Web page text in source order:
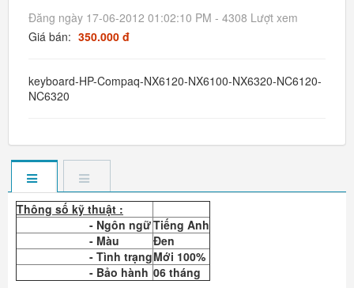
Đăng ngày 17-06-2012 01:02:10 PM - 4308 Lượt xem
Giá bán: 350.000 đ
keyboard-HP-Compaq-NX6120-NX6100-NX6320-NC6120-
NC6320
Thông số kỹ thuật :
- Ngôn ngữTiếng Anh
- Màu
Đen
- Tình trạngMới 100%
- Bảo hành 06 tháng